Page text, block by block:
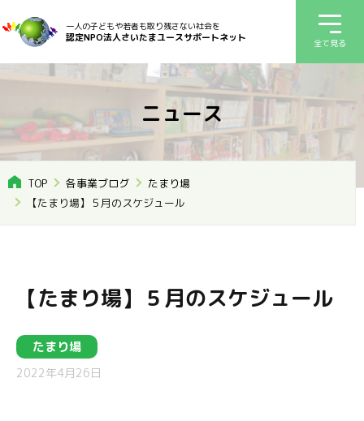
一人の子どもや若者も取り残さない社会を
認定NPO法人さいたまユースサポートネット 全て見る
ニュース
TOP 各事業ブログ
たまり場
【たまり場】５月のスケジュール
【たまり場】５月のスケジュール
たまり場
2022年4月26日